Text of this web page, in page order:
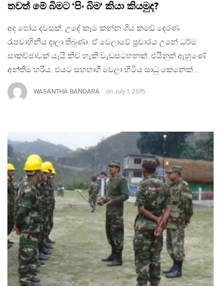
තවත් මේ බිමට ‘පිං බිම‘ කියා කියමුද?
අද පෝය දවසක්. උදේ කෑම කන්න ගිය කඩේ දෙරණ
රෑපවාහිනීය දාලා තිබුණා. ඒ වෙලාවේ ප්‍රචාරය උනේ ධර්ම
සාකච්ඡාවක් යැයි කිව හැකි වැඩසටහනක්. එයිනුත් ඇහුණේ
අන්තිම හරිය. එයට සහභාගී වෙලා හිටිය සාධු කෙනෙක්…
WASANTHA BANDARA on July 1, 2015